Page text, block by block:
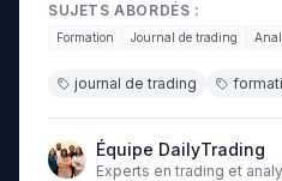
SUJETS ABORDÉS :
Formation Journal de trading
journal de trading
Équipe DailyTrading
Experts en trading et